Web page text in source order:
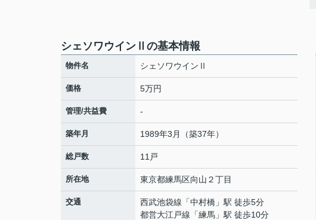
シェソワウインⅡの基本情報
物件名 シェソワウインⅡ
価格 5万円
管理/共益費 -
築年月 1989年3月（築37年）
総戸数 11戸
所在地 東京都練馬区向山 ２丁目
交通 西武池袋線 「中村橋 」駅 徒歩5分
都営大江戸線 「練馬 」駅 徒歩10分